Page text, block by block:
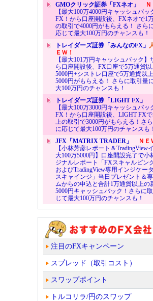
GMOクリック証券「FXネオ」
Ｎ
【最大100万4000円キャッシュバッ
FX！から口座開設後、FXネオで1
の取引で4000円がもらえる！ さら
応じて最大100万円のチャンスも！
トレイダーズ証券「みんなのFX」
ＥＷ！
【最大101万円キャッシュバック
ら口座開設後、FX口座で5万通貨
5000円+シストレ口座で5万通貨以
5000円がもらえる！ さらに取引量
大100万円のチャンスも！
トレイダーズ証券「LIGHT FX」
【最大100万3000円キャッシュバッ
FX！から口座開設後、LIGHT FX
上の取引で3000円がもらえる！さ
に応じて最大100万円のチャンスも！
JFX「MATRIX TRADER」
ＮＥ
【小林芳彦レポート＆TradingView
大100万5000円】口座開設完了で小
ジナルレポート「FXスキャルピン
およびTradingView専用インジケー
スキャインジ」当日プレゼント＆
ムからの申込と合計1万通貨以上の
5000円キャッシュバック！さらに
じて最大100万円のチャンスも！
注目のFXキャンペーン
スプレッド（取引コスト）
スワップポイント
トルコリラ/円のスワップ